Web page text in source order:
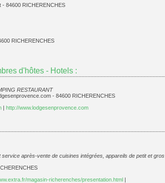
- 84600 RICHERENCHES
RICHERENCHES
d'hôtes - Hotels :
RESTAURANT
- 84600 RICHERENCHES
| http://www.lodges­en­provence.com
service après-vente de cuisines intégrées, appareils de petit et gros
magasin-richerenches/presentation.html |